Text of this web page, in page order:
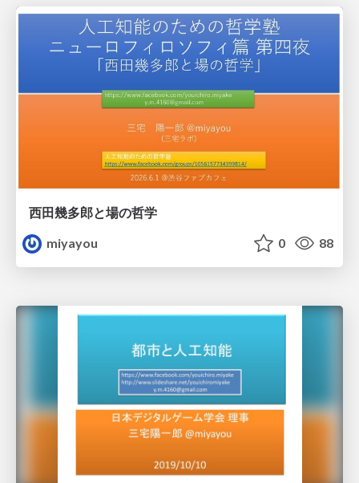
西田幾多郎と場の哲学
miyayou
0 88